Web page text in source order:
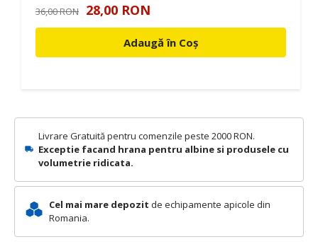
Livrare Gratuită pentru comenzile peste 2000 RON.
Exceptie facand hrana pentru albine si produsele cu
volumetrie ridicata.
Cel mai mare depozit de echipamente apicole din
Romania.
36,00 RON 28,00 RON
Adaugă în Coș